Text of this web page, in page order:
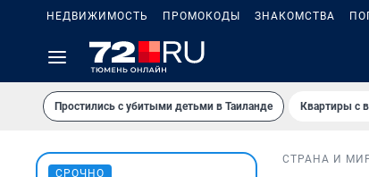
НЕДВИЖИМОСТЬ ПРОМОКОДЫ ЗНАКОМСТВА
Простились с убитыми детьми в Таиланде Квартиры с
СРОЧНО
СТРАНА И